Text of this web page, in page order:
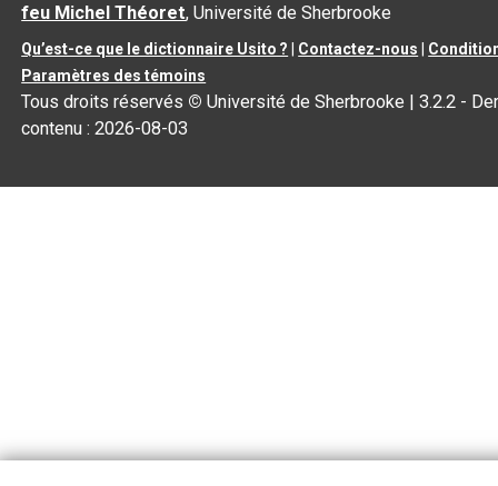
feu Michel Théoret, Université de Sherbrooke
Qu’est-ce que le dictionnaire Usito ? Contactez-nous
Paramètres des témoins
Tous droits réservés © Université de Sherbrooke |3.2.2 -
contenu :2026-08-03